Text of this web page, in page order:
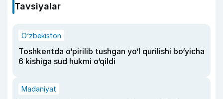
Tavsiyalar
O‘zbekiston
Toshkentda o‘pirilib tushgan yo‘l qurilishi bo‘yicha
6 kishiga sud hukmi o‘qildi
Madaniyat